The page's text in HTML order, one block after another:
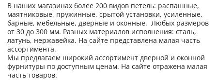
В наших магазинах более 200 видов петель: распашные,
маятниковые, пружинные, срытой установки, усиленные,
барные, мебельные, дверные и оконные. Любых размеров
от 30 до 300 мм. Разных материалов исполнения: сталь,
латунь, нержавейка. На сайте представлена малая часть
ассортимента.
Мы предлагаем широкий ассортимент дверной и оконной
фурнитуры по доступным ценам. На сайте отражена малая
часть товаров.